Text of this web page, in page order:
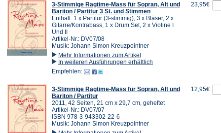
3-Stimmige Ragtime-Mass für Sopran, Alt und
Bariton / Partitur 3 St. und Stimmen
Enthält: 1 x Partitur (3-stimmig), 3 x Bläser, 2 x
Gitarre/Kontrabass, 1 x Drum Set, 2 x Violine I
Und II
Artikel-Nr.: DV07/08
Musik: Johann Simon Kreuzpointner
Mehr Informationen zum Artikel
In weiteren Ausführungen erhältlich
Empfehlen:
23,95€
3-Stimmige Ragtime-Mass für Sopran, Alt und
Bariton / Partitur
2011, 42 Seiten, 21 cm x 29,7 cm, geheftet
Artikel-Nr.: DV07/07
ISBN 978-3-943302-22-6
Musik: Johann Simon Kreuzpointner
12,95€